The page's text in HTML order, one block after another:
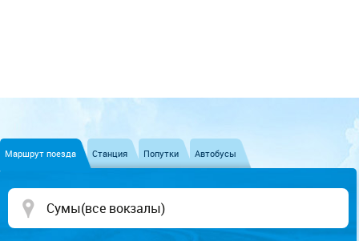
Маршрут поезда Станция Попутки Автобусы